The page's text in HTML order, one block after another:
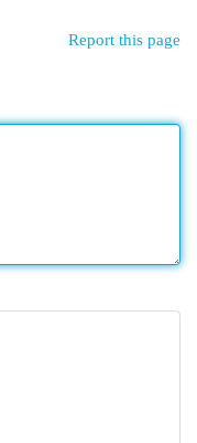
Report this page